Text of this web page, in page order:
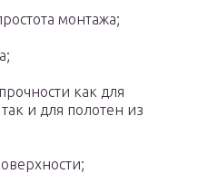
монтажа;
как для
и для полотен из